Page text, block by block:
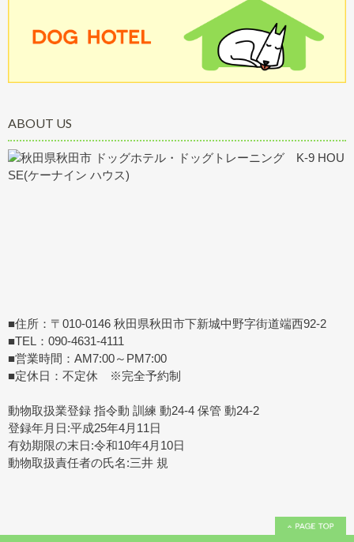
ABOUT US
■住所：〒010-0146 秋田県秋田市下新城中野字街道端西92-2
■TEL：090-4631-4111
■営業時間：AM7:00～PM7:00
■定休日：不定休 ※完全予約制
動物取扱業登録 指令動 訓練 動24-4 保管 動24-2
登録年月日:平成25年4月11日
有効期限の末日:令和10年4月10日
動物取扱責任者の氏名:三井 規